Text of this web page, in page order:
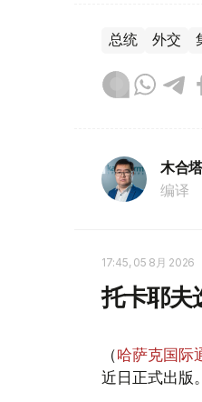
总统 外交
木合
编译
17:45, 05 8月 2026
托卡耶
（哈萨克国际
近日正式出版